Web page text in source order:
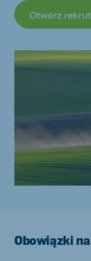
Otwórz
Obowiązki